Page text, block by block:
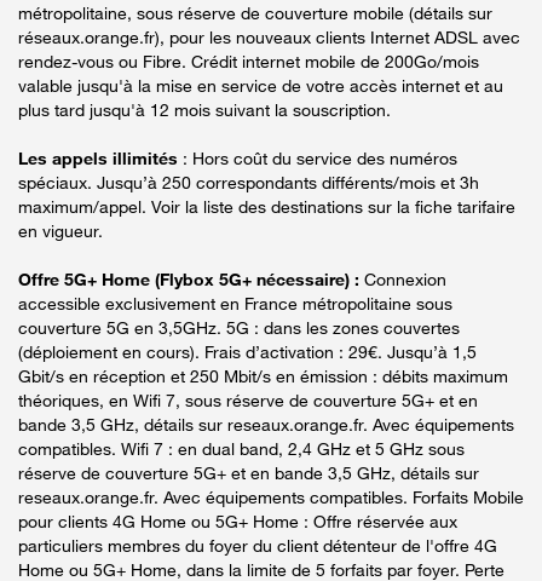
métropolitaine, sous réserve de couverture mobile (détails sur
réseaux.orange.fr), pour les nouveaux clients Internet ADSL avec
rendez-vous ou Fibre. Crédit internet mobile de 200Go/mois
valable jusqu'à la mise en service de votre accès internet et au
plus tard jusqu'à 12 mois suivant la souscription.
Les appels illimités : Hors coût du service des numéros
spéciaux. Jusqu’à 250 correspondants différents/mois et 3h
maximum/appel. Voir la liste des destinations sur la fiche tarifaire
en vigueur.
Offre 5G+ Home (Flybox 5G+ nécessaire) : Connexion
accessible exclusivement en France métropolitaine sous
couverture 5G en 3,5GHz. 5G : dans les zones couvertes
(déploiement en cours). Frais d’activation : 29€. Jusqu’à 1,5
Gbit/s en réception et 250 Mbit/s en émission : débits maximum
théoriques, en Wifi 7, sous réserve de couverture 5G+ et en
bande 3,5 GHz, détails sur reseaux.orange.fr. Avec équipements
compatibles. Wifi 7 : en dual band, 2,4 GHz et 5 GHz sous
réserve de couverture 5G+ et en bande 3,5 GHz, détails sur
reseaux.orange.fr. Avec équipements compatibles. Forfaits Mobile
pour clients 4G Home ou 5G+ Home : Offre réservée aux
particuliers membres du foyer du client détenteur de l'offre 4G
Home ou 5G+ Home, dans la limite de 5 forfaits par foyer. Perte